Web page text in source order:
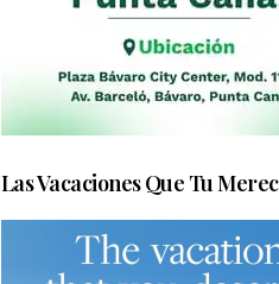
Las Vacaciones Que Tu